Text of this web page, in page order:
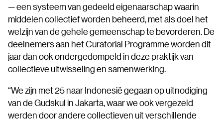
— een systeem van gedeeld eigenaarschap waarin
middelen collectief worden beheerd, met als doel het
welzijn van de gehele gemeenschap te bevorderen. De
deelnemers aan het Curatorial Programme worden dit
jaar dan ook ondergedompeld in deze praktijk van
collectieve uitwisseling en samenwerking.
“We zijn met 25 naar Indonesië gegaan op uitnodiging
van de Gudskul in Jakarta, waar we ook vergezeld
werden door andere collectieven uit verschillende